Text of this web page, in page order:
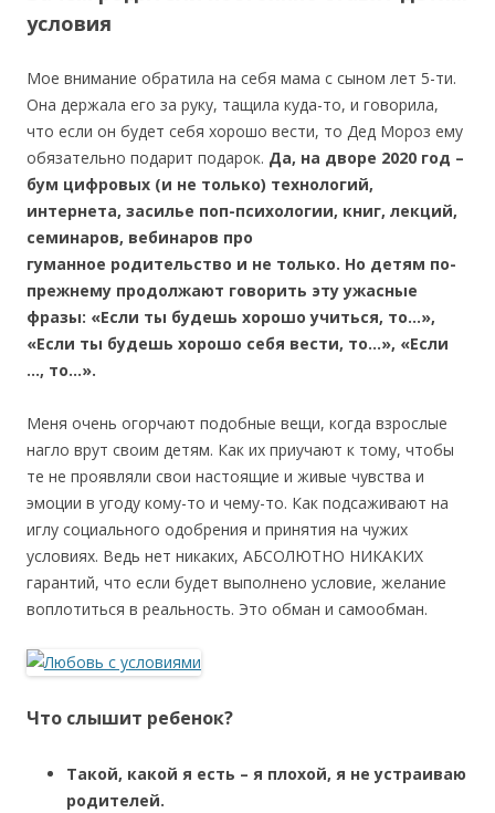
условия
Мое внимание обратила на себя мама с сыном лет 5-ти.
Она держала его за руку, тащила куда-то, и говорила,
что если он будет себя хорошо вести, то Дед Мороз ему
обязательно подарит подарок. Да, на дворе 2020 год –
бум цифровых (и не только) технологий,
интернета, засилье поп-психологии, книг, лекций,
семинаров, вебинаров про
гуманное родительство и не только. Но детям по-
прежнему продолжают говорить эту ужасные
фразы: «Если ты будешь хорошо учиться, то…»,
«Если ты будешь хорошо себя вести, то…», «Если
…, то…».
Меня очень огорчают подобные вещи, когда взрослые
нагло врут своим детям. Как их приучают к тому, чтобы
те не проявляли свои настоящие и живые чувства и
эмоции в угоду кому-то и чему-то. Как подсаживают на
иглу социального одобрения и принятия на чужих
условиях. Ведь нет никаких, АБСОЛЮТНО НИКАКИХ
гарантий, что если будет выполнено условие, желание
воплотиться в реальность. Это обман и самообман.
Что слышит ребенок?
Такой, какой я есть – я плохой, я не устраиваю
родителей.